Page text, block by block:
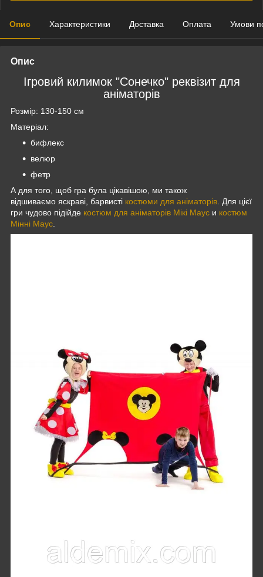
Опис Характеристики Доставка Оплата Умови
Опис
Ігровий килимок "Сонечко" реквізит для
аніматорів
Розмір: 130-150 см
Матеріал:
бифлекс
велюр
фетр
А для того, щоб гра була цікавішою, ми також
відшиваємо яскраві, барвисті костюми для аніматорів . Для цієї
гри чудово підійде костюм для аніматорів Мікі Маус и костюм
Мінні Маус